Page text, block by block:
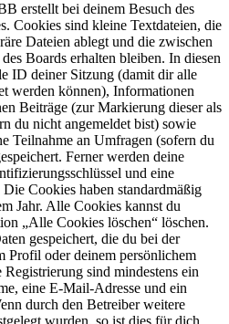
erstellt bei deinem Besuch des
Cookies sind kleine Textdateien, die
Dateien ablegt und die zwischen
Boards erhalten bleiben. In diesen
ID deiner Sitzung (damit dir alle
werden können), Informationen
Beiträge (zur Markierung dieser als
du nicht angemeldet bist) sowie
Teilnahme an Umfragen (sofern du
Ferner werden deine
und eine
Cookies haben standardmäßig
Jahr. Alle Cookies kannst du
„Alle Cookies löschen“ löschen.
gespeichert, die du bei der
Profil oder deinem persönlichem
sind mindestens ein
eine E-Mail-Adresse und ein
durch den Betreiber weitere